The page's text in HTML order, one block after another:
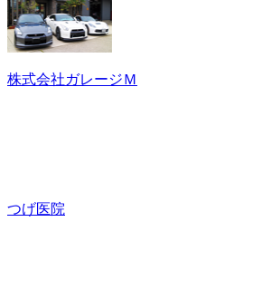
株式会社ガレージＭ
つげ医院